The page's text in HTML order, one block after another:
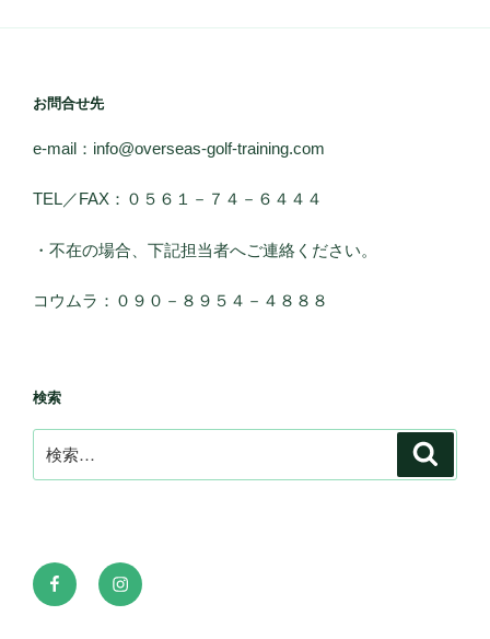
お問合せ先
e-mail：info@overseas-golf-training.com
TEL／FAX：０５６１－７４－６４４４
・不在の場合、下記担当者へご連絡ください。
コウムラ：０９０－８９５４－４８８８
検索
索:
FacebookInstagram